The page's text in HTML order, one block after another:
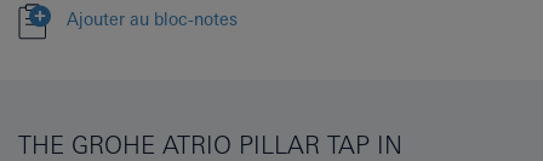
Ajouter au bloc-notes
THE GROHE ATRIO PILLAR TAP IN